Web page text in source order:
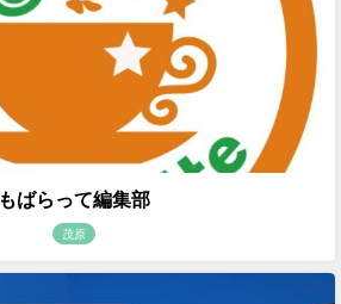
もばらって編集部
茂原